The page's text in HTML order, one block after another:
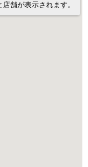
舗が表示されます。